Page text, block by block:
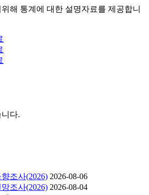
해 통계에 대한 설명자료를 제공합니
다.
조사(2026) 2026-08-06
조사(2026) 2026-08-04